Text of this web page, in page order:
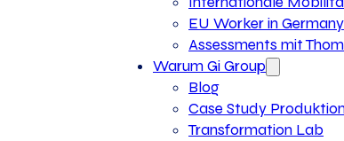
EU Worker in Germany
Assessments mit
Warum Gi Group
Blog
Case Study
Transformation Lab